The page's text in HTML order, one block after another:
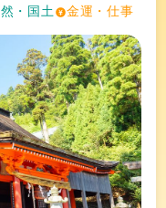
・国土 金運・仕事